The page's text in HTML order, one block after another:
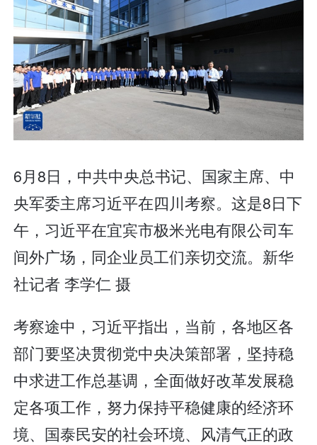
6月8日，中共中央总书记、国家主席、中
央军委主席习近平在四川考察。这是8日下
午，习近平在宜宾市极米光电有限公司车
间外广场，同企业员工们亲切交流。新华
社记者 李学仁 摄
考察途中，习近平指出，当前，各地区各
部门要坚决贯彻党中央决策部署，坚持稳
中求进工作总基调，全面做好改革发展稳
定各项工作，努力保持平稳健康的经济环
境、国泰民安的社会环境、风清气正的政